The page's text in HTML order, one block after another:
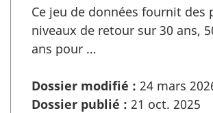
Ce jeu de données fournit des
niveaux de retour sur 30 ans,
ans pour …
Dossier modifié : 24 mars
Dossier publié : 21 oct. 2025